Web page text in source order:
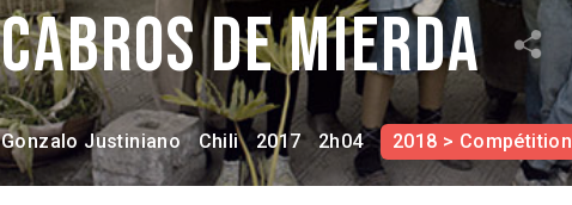
Cabros de mierda
Gonzalo Justiniano Chili 2017 2h04 2018 >